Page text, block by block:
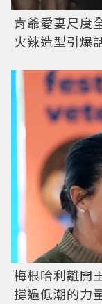
肯爺愛妻尺度
火辣造型引爆
梅根哈利離開
撐過低潮的力